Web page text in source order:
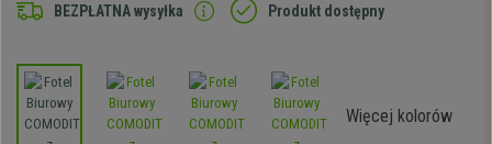
BEZPŁATNA wysyłka Produkt dostępny
Więcej kolorów